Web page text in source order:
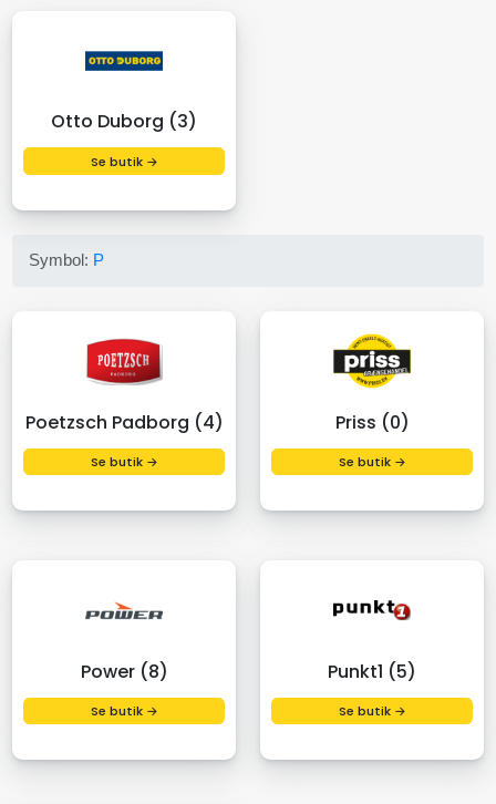
Otto Duborg (3)
Se butik →
Symbol: P
Poetzsch Padborg (4)
Se butik →
Priss (0)
Se butik →
Power (8)
Se butik →
Punkt1 (5)
Se butik →